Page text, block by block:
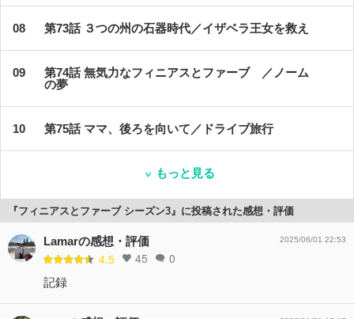
第73話 ３つの州の石器時代／イザベラ王女を救え
第74話 無気力なフィニアスとファーブ ／ノーム
の夢
第75話 ママ、後ろを向いて／ドライブ旅行
もっと見る
『フィニアスとファーブ シーズン3』に投稿された感想・評価
Lamarの感想・評価
4.5 45 0
2025/06/01 22:53
記録